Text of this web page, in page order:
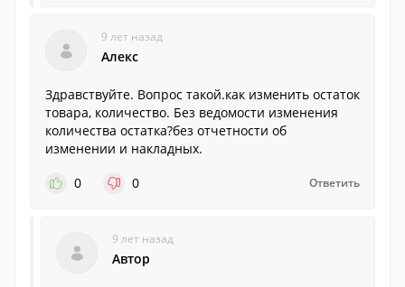
9 лет назад
Алекс
Здравствуйте. Вопрос такой.как изменить остаток
товара, количество. Без ведомости изменения
количества остатка?без отчетности об
изменении и накладных.
0
0 Ответить
9 лет назад
Автор